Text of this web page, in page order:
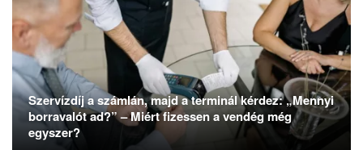
Szervízdíj a számlán, majd a terminál kérdez: „Mennyi
borravalót ad?” – Miért fizessen a vendég még
egyszer?